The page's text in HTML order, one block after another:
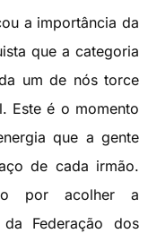
a importância da
que a categoria
um de nós torce
Este é o momento
que a gente
de cada irmão.
por acolher a
Federação dos